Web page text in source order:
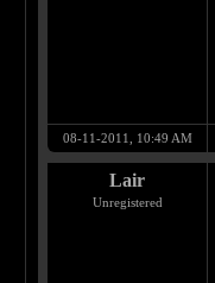
08-11-2011, 10:49 AM
Lair
Unregistered